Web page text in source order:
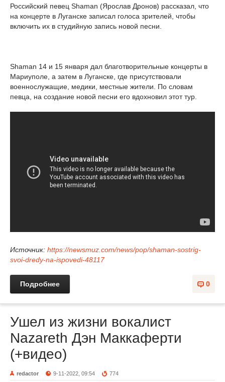
Российский певец Shaman (Ярослав Дронов) рассказал, что
на концерте в Луганске записал голоса зрителей, чтобы
включить их в студийную запись новой песни.
Shaman 14 и 15 января дал благотворительные концерты в
Мариуполе, а затем в Луганске, где присутствовали
военнослужащие, медики, местные жители. По словам
певца, на создание новой песни его вдохновил этот тур.
Источник: https://newsmuz.com/news/pop/shaman-sostrig-
svoi-dredy-na-ispovedi-48117
0
Подробнее
Ушел из жизни вокалист
Nazareth Дэн Маккаферти
(+видео)
redactor 9-11-2022, 09:54 774